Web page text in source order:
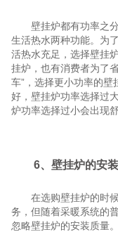
壁挂炉都有功率之分
生活热水两种功能。为
活热水充足，选择壁挂
挂炉，也有消费者为了
车”，选择更小功率的
好，壁挂炉功率选择过
炉功率选择过小会出现
6、壁挂炉的安
在选购壁挂炉的时候
务，但随着采暖系统的
忽略壁挂炉的安装质量